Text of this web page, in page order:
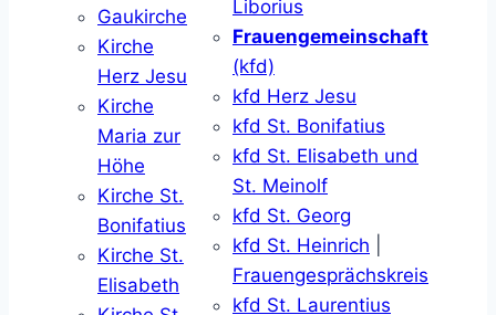
Gaukirche
Kirche
Herz Jesu
Kirche
Maria zur
Höhe
Kirche St.
Bonifatius
Kirche St.
Elisabeth
Liborius
Frauengemeinschaft
(kfd)
kfd Herz Jesu
kfd St. Bonifatius
kfd St. Elisabeth und
St. Meinolf
kfd St. Georg
kfd St. Heinrich
Frauengesprächskreis
kfd St. Laurentius